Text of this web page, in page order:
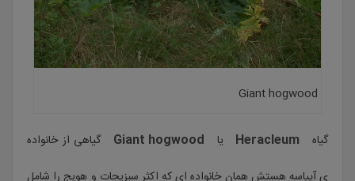
Giant hogwood
گیاه Heracleum یا Giant hogwood
گیاهی از خانواده
ی آپیاسه هستش همان خانواده ای که اکثر سبزیجات و هویج را شامل